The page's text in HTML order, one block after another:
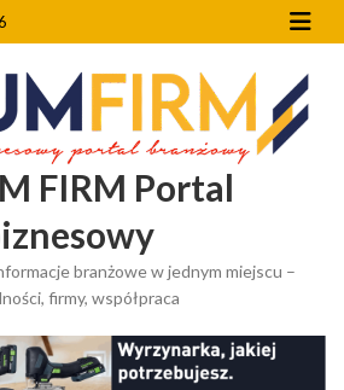
FIRM Portal
branżowe w jednym miejscu –
firmy, współpraca